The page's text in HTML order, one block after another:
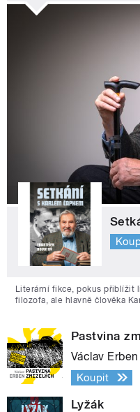
Literární fikce, pokus přiblížit
filozofa, ale hlavně člověka
Pastvina
Václav Erben
Koupit
Lyžák